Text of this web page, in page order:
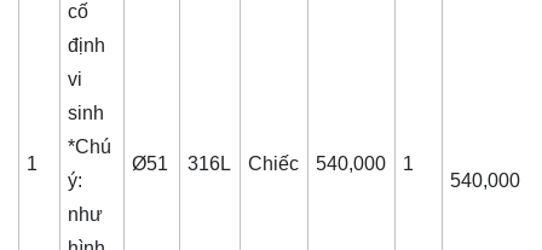
1
cố
định
vi
sinh
*Chú
ý:
như
Ø51 316L Chiếc 540,000
1
540,000